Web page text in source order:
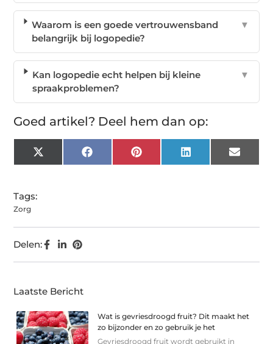
Waarom is een goede vertrouwensband
belangrijk bij logopedie?
▼
Kan logopedie echt helpen bij kleine
spraakproblemen?
▼
Goed artikel? Deel hem dan op:
X
(Twitter)
Facebook Pinterest LinkedIn Email
Tags:
Zorg
Delen:
Laatste Bericht
Wat is gevriesdroogd fruit? Dit maakt het
zo bijzonder en zo gebruik je het
Gevriesdroogd fruit wordt gebruikt in